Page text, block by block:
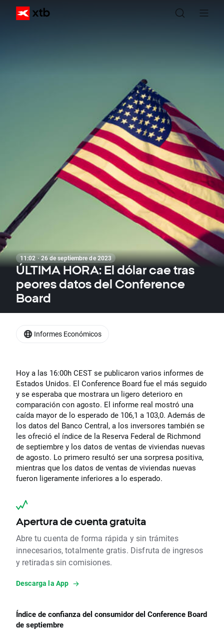
11:02 · 26 de septiembre de 2023
ÚLTIMA HORA: El dólar cae tras
peores datos del Conference
Board
Hoy a las 16:00h CEST se publicaron varios informes de
Estados Unidos. El Conference Board fue el más seguido
y se esperaba que mostrara un ligero deterioro en
comparación con agosto. El informe real mostró una
caída mayor de lo esperado de 106,1 a 103,0. Además de
los datos del Banco Central, a los inversores también se
les ofreció el índice de la Reserva Federal de Richmond
de septiembre y los datos de ventas de viviendas nuevas
de agosto. Lo primero resultó ser una sorpresa positiva,
mientras que los datos de ventas de viviendas nuevas
fueron ligeramente inferiores a lo esperado.
Apertura de cuenta gratuita
Abre tu cuenta de forma rápida y sin trámites
innecesarios, totalmente gratis. Disfruta de ingresos
y retiradas sin comisiones.
Descarga la App
Índice de confianza del consumidor del Conference Board
de septiembre
Informes Económicos